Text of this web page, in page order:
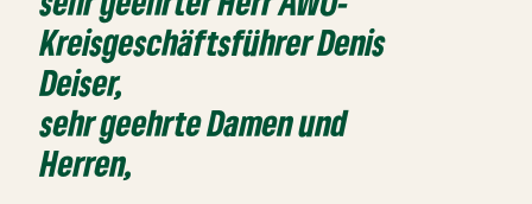
Kreisgeschäftsführer Denis
Deiser,
sehr geehrte Damen und
Herren,